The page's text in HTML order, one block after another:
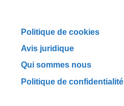
Politique de cookies
Avis juridique
Qui sommes nous
Politique de confidentialité